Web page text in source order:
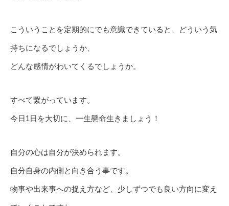
こういうことを定期的にでも意識できていると、どういう気
持ちになるでしょうか、
どんな感情がわいてくるでしょうか。
すべて繋がっています。
今日1日を大切に、一生懸命生きましょう！
自分の心は自分が決められます。
自分自身の内側と向き合う事です。
物事や出来事への捉え方など、少しずつでも良い方向に変え